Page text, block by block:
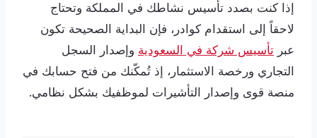
إذا كنت بصدد تأسيس نشاطك في المملكة وتحتاج
لاحقاً إلى استقدام كوادر، فإن البداية الصحيحة تكون
عبر تأسيس شركة في السعودية وإصدار السجل
التجاري ورخصة الاستثمار، إذ تُمكّنك من فتح حسابك في
منصة قوى وإصدار التأشيرات لموظفيك بشكل نظامي.